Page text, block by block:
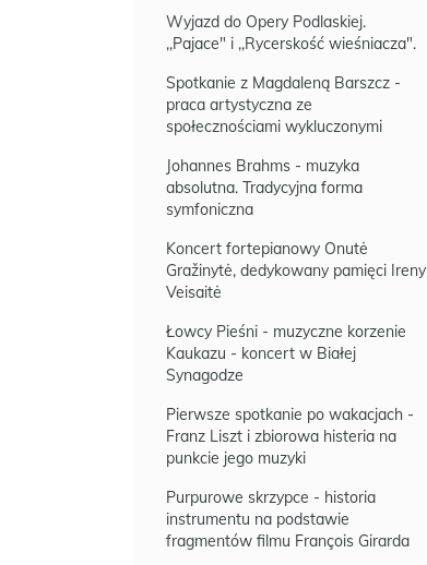
Wyjazd do Opery Podlaskiej.
,,Pajace" i ,,Rycerskość wieśniacza".
Spotkanie z Magdaleną Barszcz -
praca artystyczna ze
społecznościami wykluczonymi
Johannes Brahms - muzyka
absolutna. Tradycyjna forma
symfoniczna
Koncert fortepianowy Onutė
Gražinytė, dedykowany pamięci Ireny
Veisaitė
Łowcy Pieśni - muzyczne korzenie
Kaukazu - koncert w Białej
Synagodze
Pierwsze spotkanie po wakacjach -
Franz Liszt i zbiorowa histeria na
punkcie jego muzyki
Purpurowe skrzypce - historia
instrumentu na podstawie
fragmentów filmu François Girarda